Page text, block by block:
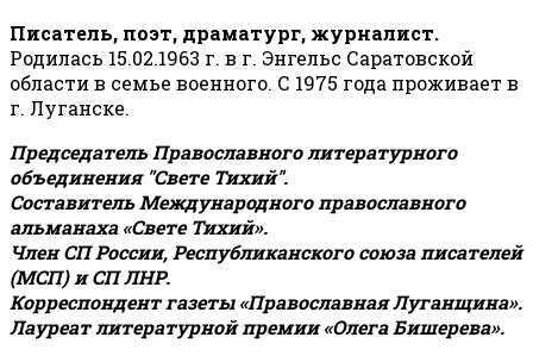
Писатель, поэт, драматург, журналист.
Родилась 15.02.1963 г. в г. Энгельс Саратовской
области в семье военного. С 1975 года проживает в
г. Луганске.
Председатель Православного литературного
объединения "Свете Тихий".
Составитель Международного православного
альманаха «Свете Тихий».
Член СП России, Республиканского союза писателей
(МСП) и СП ЛНР.
Корреспондент газеты «Православная Луганщина».
Лауреат литературной премии «Олега Бишерева».